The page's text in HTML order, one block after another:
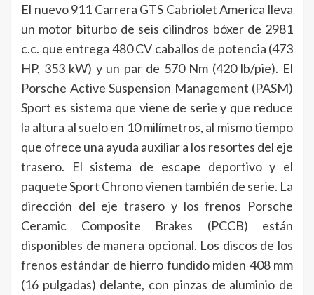
El nuevo 911 Carrera GTS Cabriolet America lleva
un motor biturbo de seis cilindros bóxer de 2981
c.c. que entrega 480 CV caballos de potencia (473
HP, 353 kW) y un par de 570 Nm (420 lb/pie). El
Porsche Active Suspension Management (PASM)
Sport es sistema que viene de serie y que reduce
la altura al suelo en 10 milímetros, al mismo tiempo
que ofrece una ayuda auxiliar a los resortes del eje
trasero. El sistema de escape deportivo y el
paquete Sport Chrono vienen también de serie. La
dirección del eje trasero y los frenos Porsche
Ceramic Composite Brakes (PCCB) están
disponibles de manera opcional. Los discos de los
frenos estándar de hierro fundido miden 408 mm
(16 pulgadas) delante, con pinzas de aluminio de